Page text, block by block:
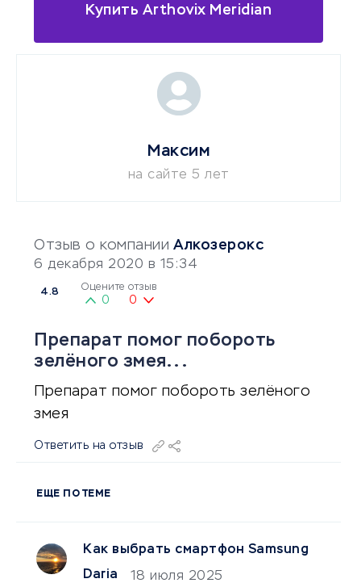
Купить Arthovix Meridian
Отзыв о компании Алкозерокс
6 декабря 2020 в 15:34
4.8 Оцените отзыв
0 0
Препарат помог побороть
зелёного змея...
Препарат помог побороть зелёного
змея
Ответить на отзыв
ЕЩЕ ПО ТЕМЕ
Как выбрать смартфон Samsung
Daria
18 июля 2025
Максим
на сайте 5 лет